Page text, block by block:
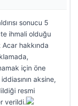
sonucu 5
ihmali olduğu
hakkında
için öne
aksine,
resmi
verildi.